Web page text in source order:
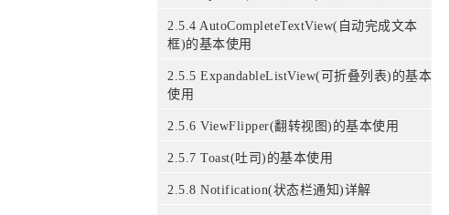
2.5.4 AutoCompleteTextView(自动完成文本
框)的基本使用
2.5.5 ExpandableListView(可折叠列表)的基本
使用
2.5.6 ViewFlipper(翻转视图)的基本使用
2.5.7 Toast(吐司)的基本使用
2.5.8 Notification(状态栏通知)详解